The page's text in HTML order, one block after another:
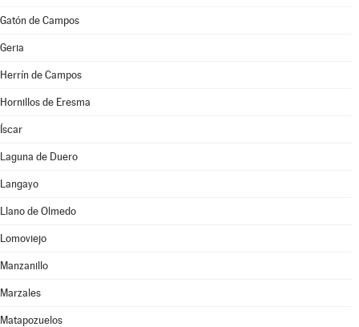
Gatón de Campos
Geria
Herrín de Campos
Hornillos de Eresma
Íscar
Laguna de Duero
Langayo
Llano de Olmedo
Lomoviejo
Manzanillo
Marzales
Matapozuelos